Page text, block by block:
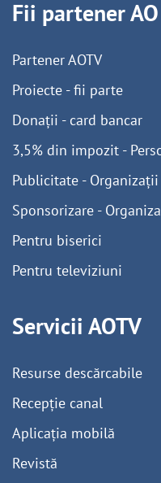
Fii partener AO
Partener AOTV
Proiecte - fii parte
Donații - card bancar
3,5% din impozit -
Publicitate - Organizații
Sponsorizare -
Pentru biserici
Pentru televiziuni
Servicii AOTV
Resurse descărcabile
Recepție canal
Aplicația mobilă
Revistă